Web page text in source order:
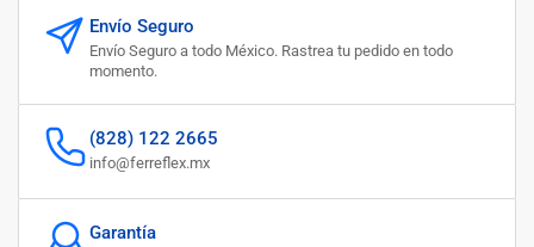
Envío Seguro
Envío Seguro a todo México. Rastrea tu pedido en todo
momento.
(828) 122 2665
info@ferreflex.mx
Garantía